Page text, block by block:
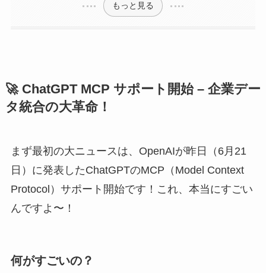
もっと見る
🚀 ChatGPT MCP サポート開始 – 企業デー
タ統合の大革命！
まず最初の大ニュースは、OpenAIが昨日（6月21
日）に発表したChatGPTのMCP（Model Context
Protocol）サポート開始です！これ、本当にすごい
んですよ〜！
何がすごいの？